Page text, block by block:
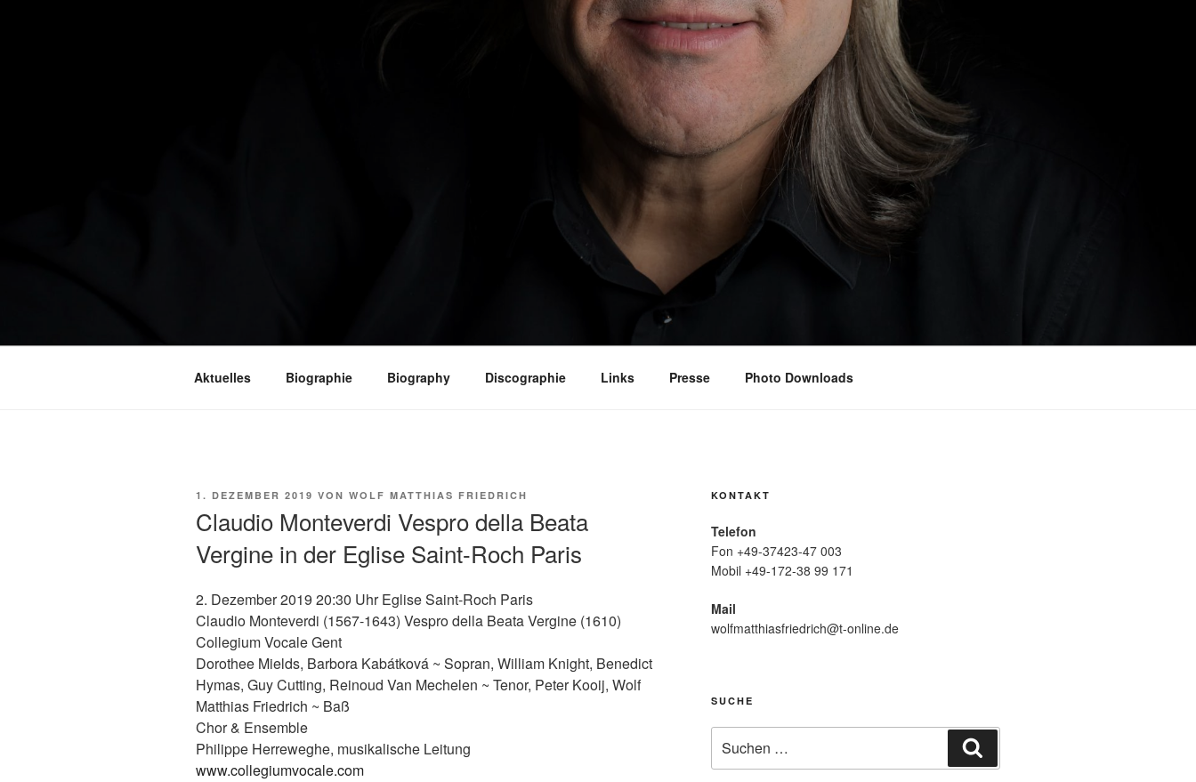
Aktuelles Biographie Biography Discographie Links Presse Photo Downloads
VERÖFFENTLICHT
1. DEZEMBER 2019 VON WOLF MATTHIAS FRIEDRICH
Claudio Monteverdi Vespro della Beata
Vergine in der Eglise Saint-Roch Paris
2. Dezember 2019 20:30 Uhr Eglise Saint-Roch Paris
Claudio Monteverdi (1567-1643) Vespro della Beata Vergine (1610)
Collegium Vocale Gent
Dorothee Mields, Barbora Kabátková ~ Sopran, William Knight, Benedict
Hymas, Guy Cutting, Reinoud Van Mechelen ~ Tenor, Peter Kooij, Wolf
Matthias Friedrich ~ Baß
Chor & Ensemble
Philippe Herreweghe, musikalische Leitung
www.collegiumvocale.com
KONTAKT
Telefon
Fon +49-37423-47 003
Mobil +49-172-38 99 171
Mail
wolfmatthiasfriedrich@t-online.de
SUCHE
nach: